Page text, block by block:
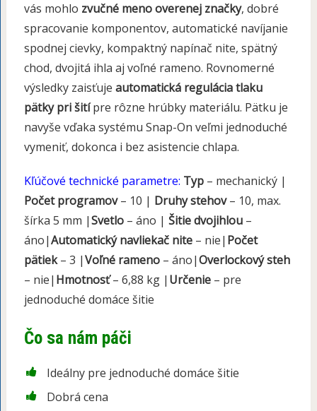
vás mohlo zvučné meno overenej značky, dobré
spracovanie komponentov, automatické navíjanie
spodnej cievky, kompaktný napínač nite, spätný
chod, dvojitá ihla aj voľné rameno. Rovnomerné
výsledky zaisťuje automatická regulácia tlaku
pätky pri šitípre rôzne hrúbky materiálu. Pätku je
navyše vďaka systému Snap-On veľmi jednoduché
vymeniť, dokonca i bez asistencie chlapa.
Kľúčové technické parametre: Typ– mechanický |
Počet programov– 10 | Druhy stehov– 10, max.
šírka 5 mm |Svetlo– áno | Šitie dvojihlou–
áno|Automatický navliekač nite– nie| Počet
pätiek– 3 |Voľné rameno– áno|Overlockový steh
– nie| Hmotnosť– 6,88 kg | Určenie– pre
jednoduché domáce šitie
Čo sa nám páči
Ideálny pre jednoduché domáce šitie
Dobrá cena